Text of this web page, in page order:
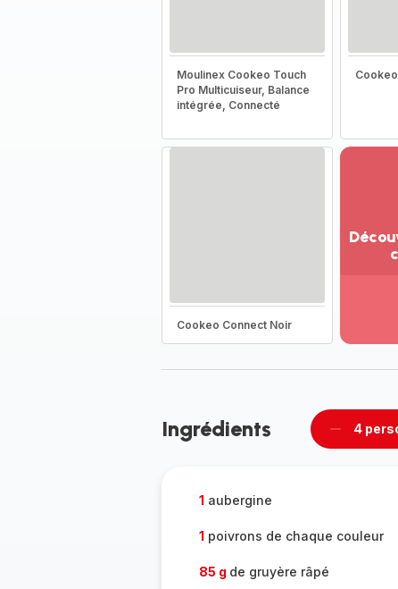
Moulinex Cookeo Touch
Pro Multicuiseur, Balance
intégrée, Connecté
Cookeo Connect Noir
la
Ingrédients
Supprimer
4
1 aubergine
1 poivrons de chaque couleur
85 g de gruyère râpé